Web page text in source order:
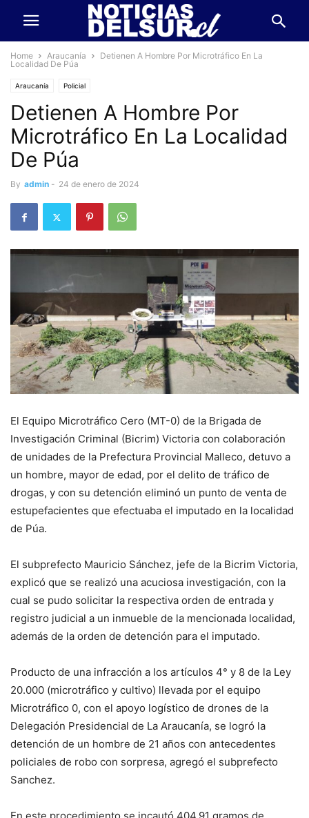
Home Araucanía
Detienen A Hombre Por Microtráfico En La
Localidad De Púa
Araucanía Policial
Detienen A Hombre Por
Microtráfico En La Localidad
De Púa
By admin - 24 de enero de 2024
El Equipo Microtráfico Cero (MT-0) de la Brigada de
Investigación Criminal (Bicrim) Victoria con colaboración
de unidades de la Prefectura Provincial Malleco, detuvo a
un hombre, mayor de edad, por el delito de tráfico de
drogas, y con su detención eliminó un punto de venta de
estupefacientes que efectuaba el imputado en la localidad
de Púa.
El subprefecto Mauricio Sánchez, jefe de la Bicrim Victoria,
explicó que se realizó una acuciosa investigación, con la
cual se pudo solicitar la respectiva orden de entrada y
registro judicial a un inmueble de la mencionada localidad,
además de la orden de detención para el imputado.
Producto de una infracción a los artículos 4° y 8 de la Ley
20.000 (microtráfico y cultivo) llevada por el equipo
Microtráfico 0, con el apoyo logístico de drones de la
Delegación Presidencial de La Araucanía, se logró la
detención de un hombre de 21 años con antecedentes
policiales de robo con sorpresa, agregó el subprefecto
Sanchez.